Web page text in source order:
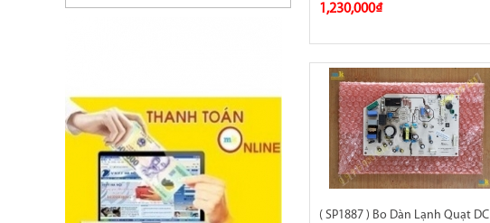
1,230,000₫
( SP1887 ) Bo Dàn Lạnh Quạt DC